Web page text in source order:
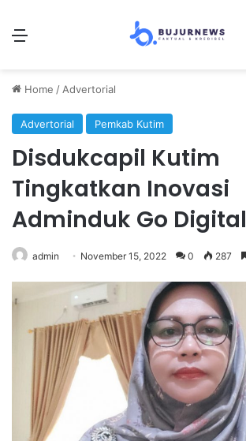
Home / Advertorial
Advertorial Pemkab Kutim
Disdukcapil Kutim
Tingkatkan Inovasi
Adminduk Go Digital
admin November 15, 2022 0 287